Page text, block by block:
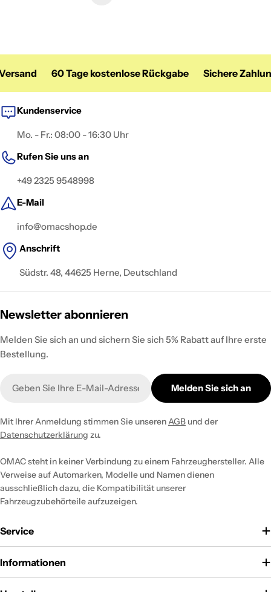
60 Tage kostenlose Rückgabe Sichere Zahlung
Kundenservice
Mo. - Fr.: 08:00 - 16:30 Uhr
Rufen Sie uns an
+49 2325 9548998
E-Mail
info@omacshop.de
Anschrift
Südstr. 48, 44625 Herne, Deutschland
Newsletter abonnieren
Melden Sie sich an und sichern Sie sich 5% Rabatt auf Ihre erste
Bestellung.
Mail
Melden Sie sich an
Mit Ihrer Anmeldung stimmen Sie unserenAGB und der
Datenschutzerklärung zu.
OMAC steht in keiner Verbindung zu einem Fahrzeughersteller. Alle
Verweise auf Automarken, Modelle und Namen dienen
ausschließlich dazu, die Kompatibilität unserer
Fahrzeugzubehörteile aufzuzeigen.
Service
Informationen